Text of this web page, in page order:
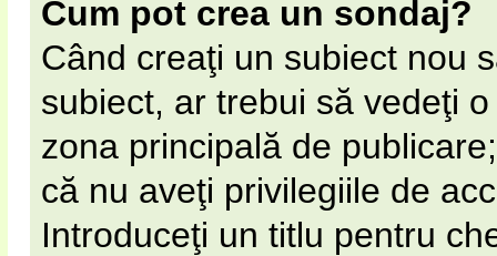
Cum pot crea un sondaj?
Când creaţi un subiect nou
subiect, ar trebui să vedeţi
zona principală de
că nu aveţi privilegiile de
Introduceţi un titlu pentru